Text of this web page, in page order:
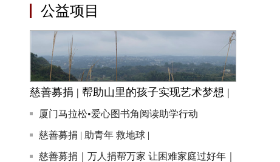
公益项目
慈善募捐 | 帮助山里的孩子实现艺术梦想 |
厦门马拉松•爱心图书角阅读助学行动
慈善募捐 | 助青年 救地球 |
慈善募捐｜万人捐帮万家 让困难家庭过好年｜